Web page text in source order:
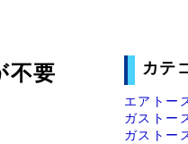
不要
カテ
エアトー
ガストー
ガストー